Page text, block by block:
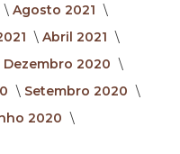
Agosto 2021
Abril 2021
Dezembro 2020
Setembro 2020
2020